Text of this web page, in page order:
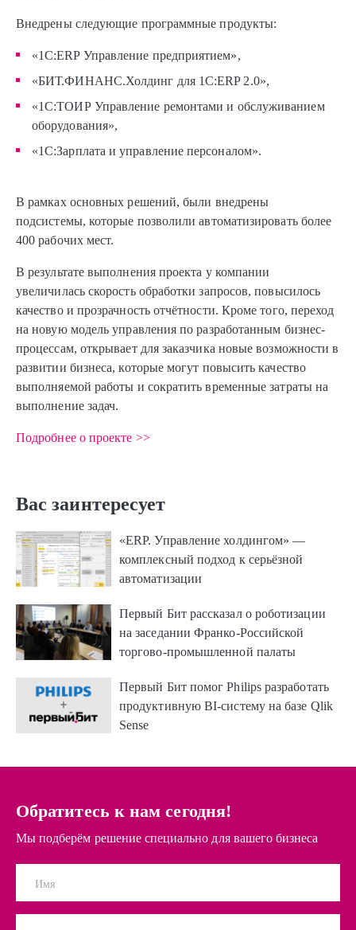
Внедрены следующие программные продукты:
«1С:ERP Управление предприятием»,
«БИТ.ФИНАНС.Холдинг для 1С:ERP 2.0»,
«1С:ТОИР Управление ремонтами и обслуживанием
оборудования»,
«1С:Зарплата и управление персоналом».
В рамках основных решений, были внедрены
подсистемы, которые позволили автоматизировать более
400 рабочих мест.
В результате выполнения проекта у компании
увеличилась скорость обработки запросов, повысилось
качество и прозрачность отчётности. Кроме того, переход
на новую модель управления по разработанным бизнес-
процессам, открывает для заказчика новые возможности в
развитии бизнеса, которые могут повысить качество
выполняемой работы и сократить временные затраты на
выполнение задач.
Подробнее о проекте >>
Вас заинтересует
«ERP. Управление холдингом» —
комплек­с­­ный подход к серьёз­ной
автоматизации
Первый Бит рассказал о роботизации
на заседании Франко-Российской
торгово-промышленной палаты
Первый Бит помог Philips разработать
продуктивную BI-систему на базе Qlik
Sense
Обратитесь к нам сегодня!
Мы подберём решение специально для вашего бизнеса
Имя